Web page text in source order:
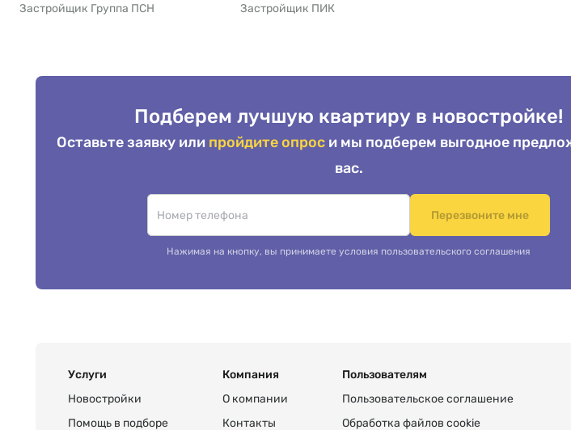
Застройщик Группа ПСН Застройщик ПИК
Подберем лучшую квартиру в новостройке!
Оставьте заявку или пройдите опрос и мы подберем выгодное
вас.
Перезвоните мне
Нажимая на кнопку, вы принимаете условия пользовательского соглашения
Услуги
Новостройки
Помощь в подборе
Компания
О компании
Контакты
Пользователям
Пользовательское соглашение
Обработка файлов cookie